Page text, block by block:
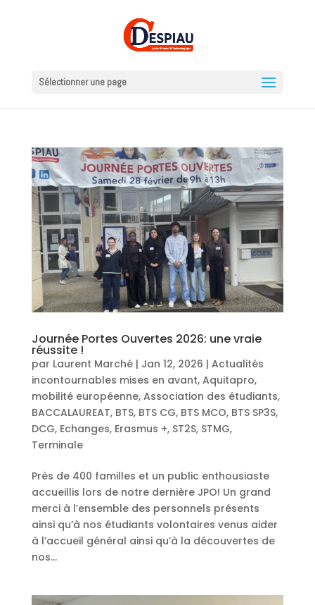
Sélectionner une page
Journée Portes Ouvertes 2026: une vraie
réussite !
par Laurent Marché| Jan 12, 2026 | Actualités
incontournables mises en avant, Aquitapro,
mobilité européenne, Association des étudiants,
BACCALAUREAT, BTS, BTS CG, BTS MCO, BTS SP3S,
DCG, Echanges, Erasmus +, ST2S, STMG,
Terminale
Près de 400 familles et un public enthousiaste
accueillis lors de notre dernière JPO! Un grand
merci à l’ensemble des personnels présents
ainsi qu’à nos étudiants volontaires venus aider
à l’accueil général ainsi qu’à la découvertes de
nos...